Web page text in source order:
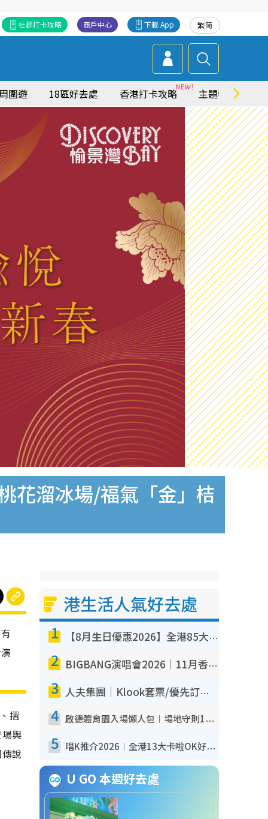
繁简
下載 App
商戶中心
社群打卡攻略
圍遊 18區好去處 香港打卡攻略 主題特集
花溜冰場/福氣「金」桔
摺
與
說
港生活人氣好去處
1 【8月生日優惠2026】全港85大食買玩著數攻略 自助餐/火鍋放題同行免費＋誠品/DONKI送現金券
2 BIGBANG演唱會2026｜11月香港啟德開3場！實名制VIP申請、優先購票攻略
3 人夫集團｜Klook套票/優先訂票/公開發售搶飛攻略！附票價.購票連結.場地座位表
4 啟德體育園入場懶人包︱場地守則12違禁品不可進場准帶細水樽但全場禁樽蓋！應援牌有限制！
5 唱K推介2026︱全港13大卡啦OK好去處！最平$36起 日文K都有！(附地址+收費詳情)
U GO 本週好去處